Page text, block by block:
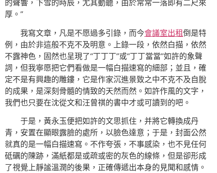
的聲響，下雪的時辰，尤其動聽，由於常常一落即有二尺來
厚。”
我寫文章，凡是不愿過多引錄，而今會議室出租倒是特
例，由於非這般不克不及明意。上錄一段，依然白描，依然
不露神色，固然也呈現了“丁丁丁”或“丁丁當當”如許的象聲
詞，但我寧愿把它們看做是一幅白描速寫的細部；並且，確
定不是有興趣的雕鏤，它是作家沉進景致之中不克不及自脫
的成果，是深刻骨髓的情致的天然而然。如許作風的文字，
我們也只要在沈從文和汪曾祺的書中才或可讀到的吧。
于是，黃永玉便把如許的文思抓住，并將它轉換成丹
青，安置在顯眼露臉的處所，以臉色達意；于是，封面公然
就真的是一幅白描速寫。不作夸張，不事感染，也不見任何
砥礪的陳跡，滿紙都是或疏或密的灰色的線條，但是卻形成
了視覺上靜謐溫潤的後果，正確傳遞出本身的見聞和感情。